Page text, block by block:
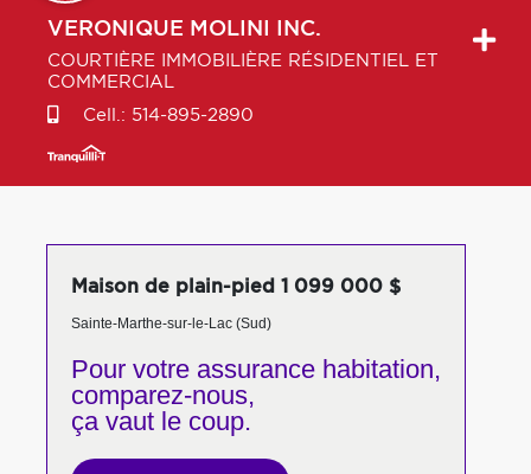
VERONIQUE MOLINI INC.
COURTIÈRE IMMOBILIÈRE RÉSIDENTIEL ET
COMMERCIAL
Cell.: 514-895-2890
Maison de plain-pied 1 099 000 $
Sainte-Marthe-sur-le-Lac (Sud)
Pour votreassurance habitation,
comparez-nous,
ça vaut le coup.